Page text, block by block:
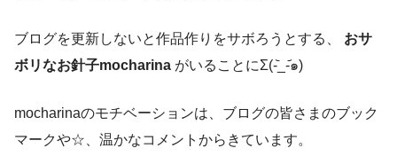
ブログを更新しないと作品作りをサボろうとする、 おサ
ボリなお針子mocharina がいることにΣ(-᷅_-᷄๑)
mocharinaのモチベーションは、ブログの皆さまのブック
マークや☆、温かなコメントからきています。